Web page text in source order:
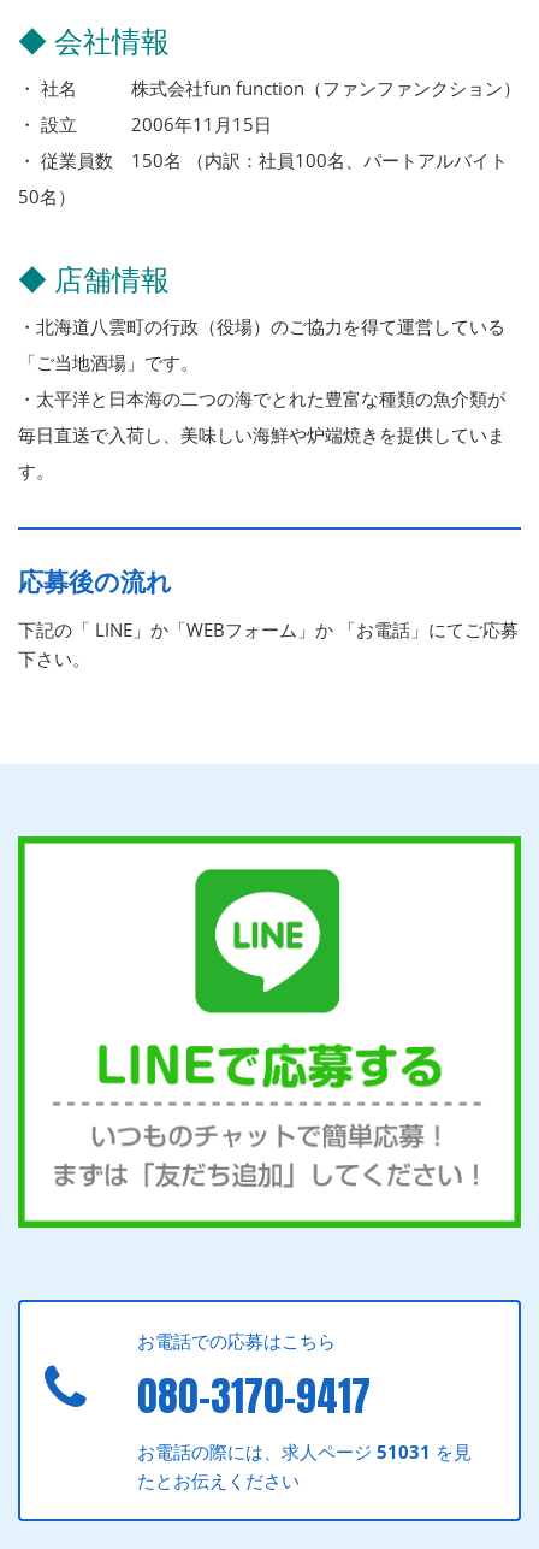
◆ 会社情報
・ 社名 株式会社fun function（ファンファンクション）
・ 設立 2006年11月15日
・ 従業員数 150名 （内訳：社員100名、パートアルバイト
50名）
◆ 店舗情報
・北海道八雲町の行政（役場）のご協力を得て運営している
「ご当地酒場」です。
・太平洋と日本海の二つの海でとれた豊富な種類の魚介類が
毎日直送で入荷し、美味しい海鮮や炉端焼きを提供していま
す。
応募後の流れ
下記の「 LINE」か「WEBフォーム」か 「お電話」にてご応募
下さい。
お電話での応募はこちら
080-3170-9417
お電話の際には、求人ページ51031 を見
たとお伝えください